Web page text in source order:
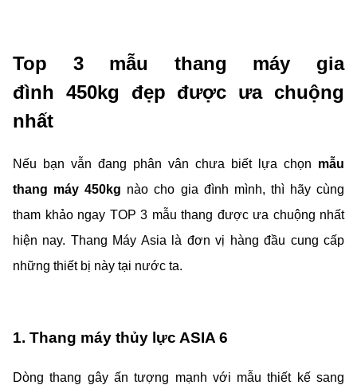
Top 3 mẫu thang máy gia
đình 450kg đẹp được ưa chuộng
nhất
Nếu bạn vẫn đang phân vân chưa biết lựa chọn mẫu
thang máy 450kg nào cho gia đình mình, thì hãy cùng
tham khảo ngay TOP 3 mẫu thang được ưa chuộng nhất
hiện nay. Thang Máy Asia là đơn vị hàng đầu cung cấp
những thiết bị này tại nước ta.
1. Thang máy thủy lực ASIA 6
Dòng thang gây ấn tượng mạnh với mẫu thiết kế sang